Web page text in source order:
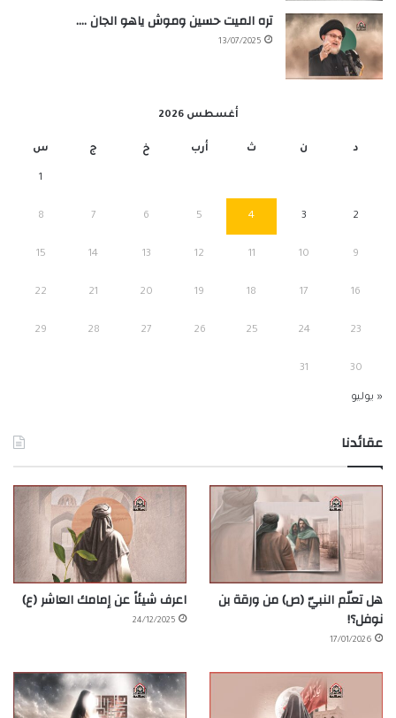
تره الميت حسين وموش ياهو الجان ….
13/07/2025
أغسطس 2026
د ن ث أرب خ ج س
1
2
3
4
5
6
7
8
9
10
11
12
13
14
15
16
17
18
19
20
21
22
23
24
25
26
27
28
29
30
31
« يوليو
عقائدنا
هل تعلّم النبيّ (ص) من ورقة بن
نوفل؟!
17/01/2026
اعرف شيئاً عن إمامك العاشر (ع)
24/12/2025